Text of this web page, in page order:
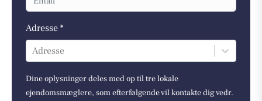
Adresse *
Adresse
Dine oplysninger deles med op til tre lokale
ejendomsmæglere, som efterfølgende vil kontakte dig vedr.